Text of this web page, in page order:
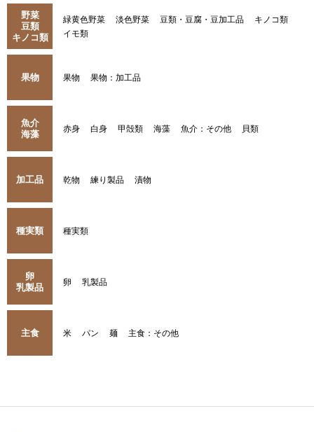
野菜
豆類
キノコ類
緑黄色野菜 淡色野菜 豆類・豆腐・豆加工品
キノコ類
イモ類
果物 果物 果物：加工品
魚介
海藻
赤身 白身 甲殻類 海藻 魚介：その他 貝類
加工品 乾物 練り製品 漬物
種実類 種実類
卵
乳製品
卵 乳製品
主食 米 パン 麺 主食：その他